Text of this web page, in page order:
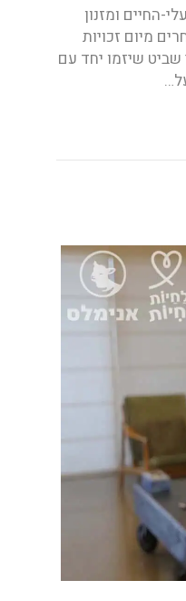
החיים ומזנון
מיום זכויות
שביט שיזמו יחד עם